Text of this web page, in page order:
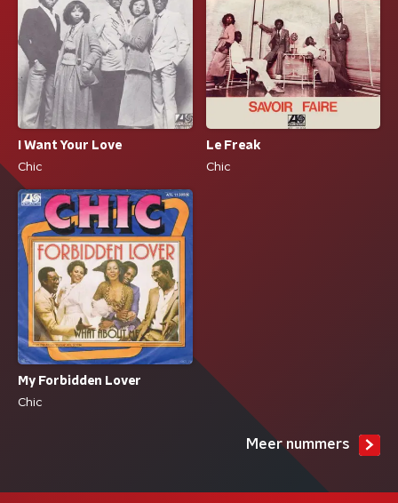
I Want Your Love
Chic
Le Freak
Chic
My Forbidden Lover
Chic
Meer nummers